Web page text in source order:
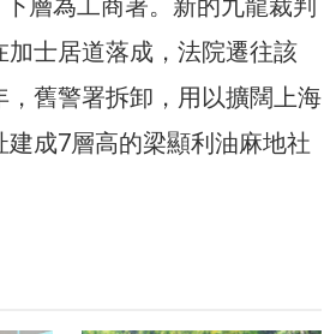
加士居道落成，法院遷往該
，舊警署拆卸，用以擴闊上海
成7層高的梁顯利油麻地社